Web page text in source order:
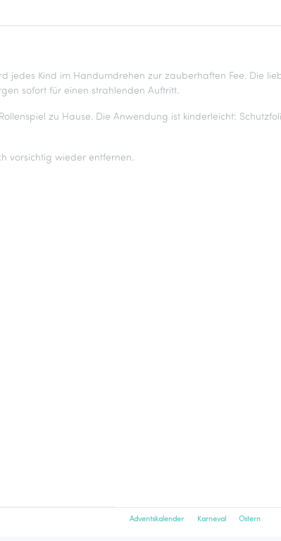
jedes Kind im Handumdrehen zur zauberhaften Fee. Die
sofort für einen strahlenden Auftritt.
zu Hause. Die Anwendung ist kinderleicht:
vorsichtig wieder entfernen.
Adventskalender Karneval Ostern